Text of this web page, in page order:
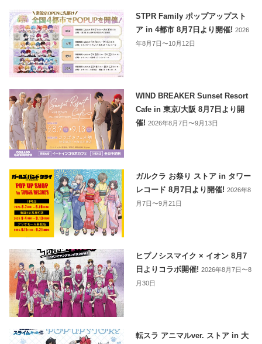
STPR Family ポップアップスト
ア in 4都市 8月7日より開催!2026
年8月7日〜10月12日
WIND BREAKER Sunset Resort
Cafe in 東京/大阪 8月7日より開
催!2026年8月7日〜9月13日
ガルクラ お祭り ストア in タワー
レコード 8月7日より開催!2026年8
月7日〜9月21日
ヒプノシスマイク × イオン 8月7
日よりコラボ開催!2026年8月7日〜8
月30日
転スラ アニマルver. ストア in 大